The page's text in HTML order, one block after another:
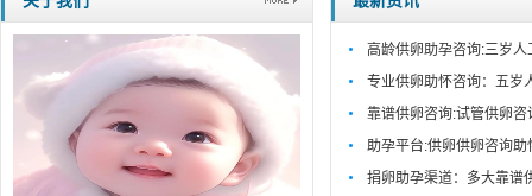
高龄供卵助孕咨询:三岁
专业供卵助怀咨询：五岁
靠谱供卵咨询:试管供卵
助孕平台:供卵供卵咨询
捐卵助孕渠道：多大靠谱